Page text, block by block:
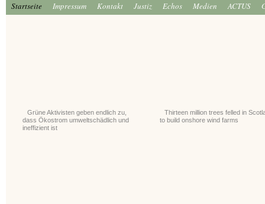
Startseite Impressum Kontakt Justiz Echos Medien ACTUS
Grüne Aktivisten geben endlich zu,
dass Ökostrom umweltschädlich und
ineffizient ist
Thirteen million trees felled in
to build onshore wind farms